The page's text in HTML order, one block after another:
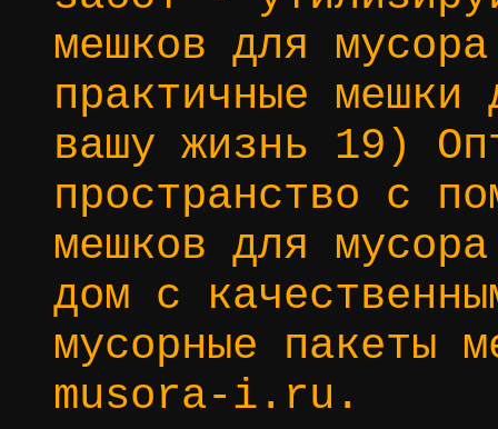
мешков для
практичные мешки
вашу жизнь 19)
пространство с
мешков для
дом с
мусорные пакеты
musora-i.ru.